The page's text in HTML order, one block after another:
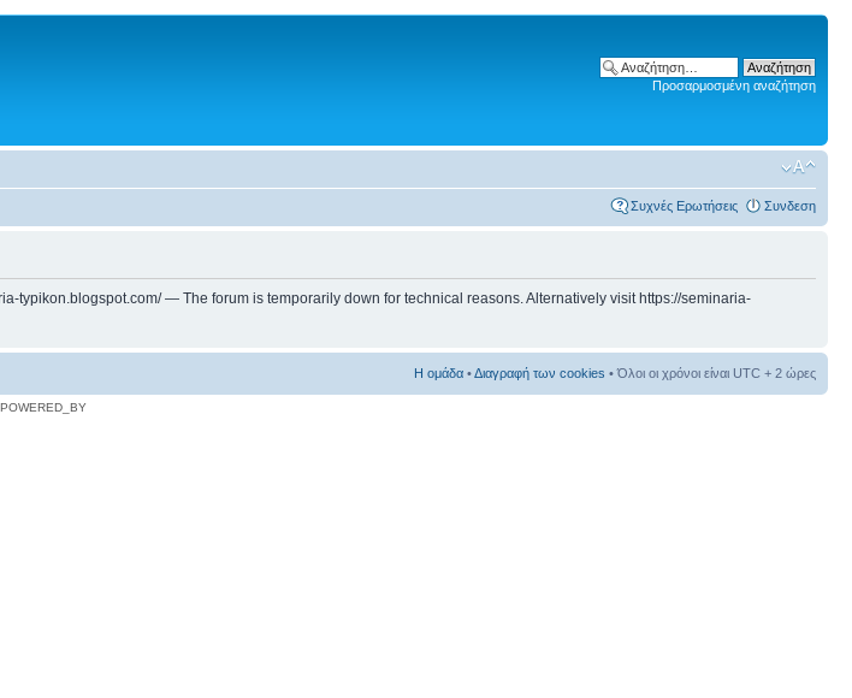
Προσαρμοσμένη αναζήτηση
Συχνές Ερωτήσεις Συνδεση
typikon.blogspot.com/ — The forum is temporarily down for technical reasons. Alternatively visit https://seminaria-
Η ομάδα •Διαγραφή των cookies • Όλοι οι χρόνοι είναι UTC + 2 ώρες
POWERED_BY